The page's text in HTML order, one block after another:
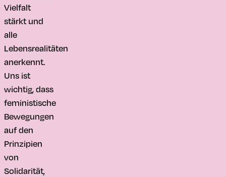
Vielfalt
stärkt und
alle
Lebensrealitäten
anerkennt.
Uns ist
wichtig, dass
feministische
Bewegungen
auf den
Prinzipien
von
Solidarität,